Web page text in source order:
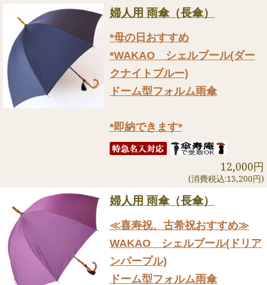
婦人用 雨傘（長傘）
*母の日おすすめ
*WAKAO シェルブール(ダー
クナイトブルー)
ドーム型フォルム雨傘
*即納できます*
12,000円
(消費税込:13,200円)
婦人用 雨傘（長傘）
≪喜寿祝、古希祝おすすめ≫
WAKAO シェルブール(ドリア
ンパープル)
ドーム型フォルム雨傘